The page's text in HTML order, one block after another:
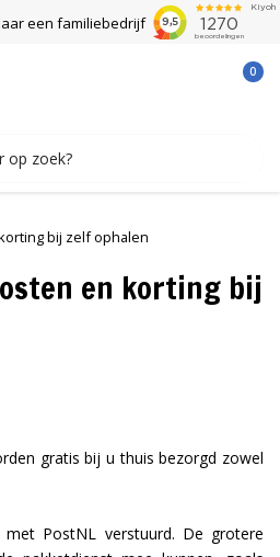
een familiebedrijf
0
bij zelf ophalen
en korting bij
gratis bij u thuis bezorgd zowel
PostNL verstuurd. De grotere